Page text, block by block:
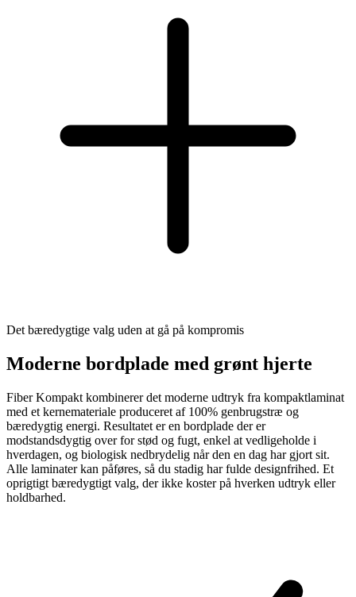
Det bæredygtige valg uden at gå på kompromis
Moderne bordplade med grønt hjerte
Fiber Kompakt kombinerer det moderne udtryk fra kompaktlaminat
med et kernemateriale produceret af 100% genbrugstræ og
bæredygtig energi. Resultatet er en bordplade der er
modstandsdygtig over for stød og fugt, enkel at vedligeholde i
hverdagen, og biologisk nedbrydelig når den en dag har gjort sit.
Alle laminater kan påføres, så du stadig har fulde designfrihed. Et
oprigtigt bæredygtigt valg, der ikke koster på hverken udtryk eller
holdbarhed.